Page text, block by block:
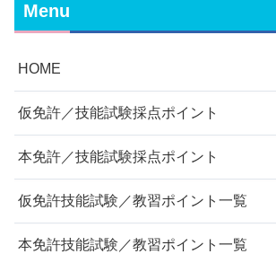
Menu
HOME
仮免許／技能試験採点ポイント
本免許／技能試験採点ポイント
仮免許技能試験／教習ポイント一覧
本免許技能試験／教習ポイント一覧